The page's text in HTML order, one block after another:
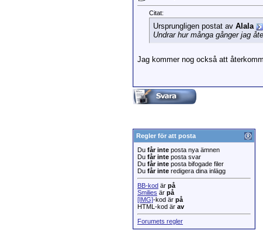
Citat:
Ursprungligen postat av Alala
Undrar hur många gånger jag
Jag kommer nog också att
Regler för att posta
Du får inte posta nya ämnen
Du får inte posta svar
Du får inte posta bifogade filer
Du får inte redigera dina inlägg
BB-kod är på
Smilies är på
[IMG]-kod är på
HTML-kod är av
Forumets regler